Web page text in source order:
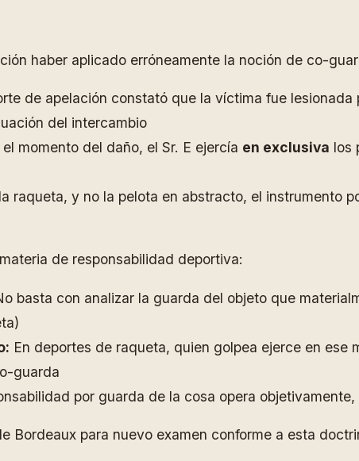
haber aplicado erróneamente la noción de co-
de apelación constató que la víctima fue
del intercambio
el momento del daño, el Sr. E ejercía en exclusiva los
raqueta, y no la pelota en abstracto, el instrumento
de responsabilidad deportiva:
basta con analizar la guarda del objeto que
En deportes de raqueta, quien golpea ejerce en
guarda
por guarda de la cosa opera
Bordeaux para nuevo examen conforme a esta